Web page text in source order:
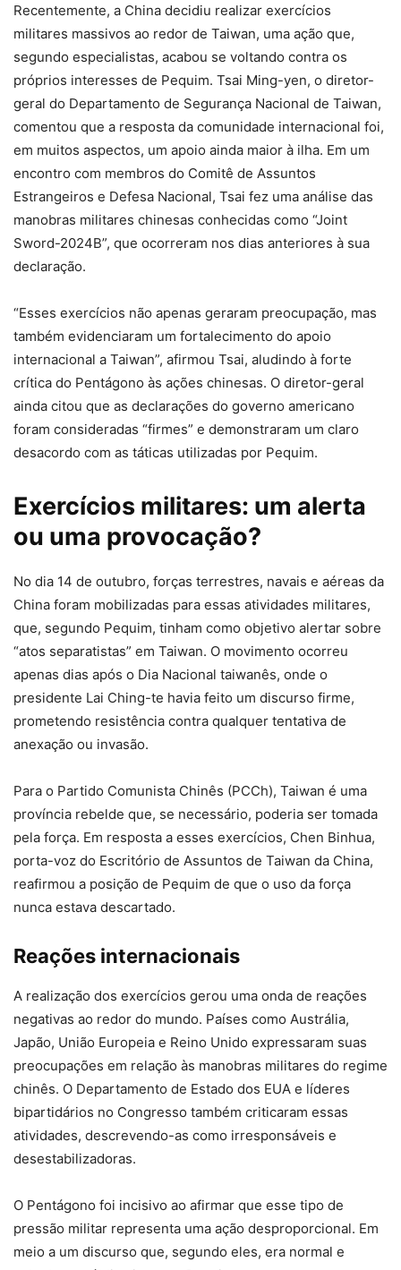
Recentemente, a China decidiu realizar exercícios
militares massivos ao redor de Taiwan, uma ação que,
segundo especialistas, acabou se voltando contra os
próprios interesses de Pequim. Tsai Ming-yen, o diretor-
geral do Departamento de Segurança Nacional de Taiwan,
comentou que a resposta da comunidade internacional foi,
em muitos aspectos, um apoio ainda maior à ilha. Em um
encontro com membros do Comitê de Assuntos
Estrangeiros e Defesa Nacional, Tsai fez uma análise das
manobras militares chinesas conhecidas como “Joint
Sword-2024B”, que ocorreram nos dias anteriores à sua
declaração.
“Esses exercícios não apenas geraram preocupação, mas
também evidenciaram um fortalecimento do apoio
internacional a Taiwan”, afirmou Tsai, aludindo à forte
crítica do Pentágono às ações chinesas. O diretor-geral
ainda citou que as declarações do governo americano
foram consideradas “firmes” e demonstraram um claro
desacordo com as táticas utilizadas por Pequim.
Exercícios militares: um alerta
ou uma provocação?
No dia 14 de outubro, forças terrestres, navais e aéreas da
China foram mobilizadas para essas atividades militares,
que, segundo Pequim, tinham como objetivo alertar sobre
“atos separatistas” em Taiwan. O movimento ocorreu
apenas dias após o Dia Nacional taiwanês, onde o
presidente Lai Ching-te havia feito um discurso firme,
prometendo resistência contra qualquer tentativa de
anexação ou invasão.
Para o Partido Comunista Chinês (PCCh), Taiwan é uma
província rebelde que, se necessário, poderia ser tomada
pela força. Em resposta a esses exercícios, Chen Binhua,
porta-voz do Escritório de Assuntos de Taiwan da China,
reafirmou a posição de Pequim de que o uso da força
nunca estava descartado.
Reações internacionais
A realização dos exercícios gerou uma onda de reações
negativas ao redor do mundo. Países como Austrália,
Japão, União Europeia e Reino Unido expressaram suas
preocupações em relação às manobras militares do regime
chinês. O Departamento de Estado dos EUA e líderes
bipartidários no Congresso também criticaram essas
atividades, descrevendo-as como irresponsáveis e
desestabilizadoras.
O Pentágono foi incisivo ao afirmar que esse tipo de
pressão militar representa uma ação desproporcional. Em
meio a um discurso que, segundo eles, era normal e